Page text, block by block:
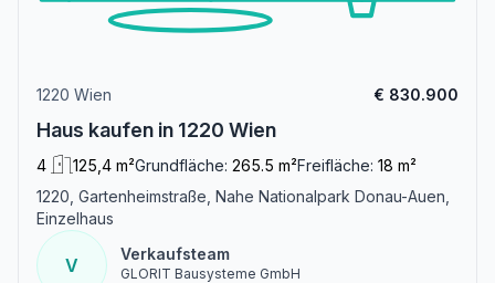
1220 Wien € 830.900
Haus kaufen in 1220 Wien
4 125,4 m²Grundfläche: 265.5 m²Freifläche: 18 m²
1220, Gartenheimstraße, Nahe Nationalpark Donau-Auen,
Einzelhaus
V
Verkaufsteam
GLORIT Bausysteme GmbH